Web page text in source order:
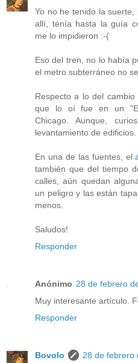
Yo no he tenido la
allí, tenía hasta la guía
me lo impidieron :-(
Eso del tren, no lo había
el metro subterráneo no
Respecto a lo del
que lo oí fue en un
Chicago. Aunque,
levantamiento de edificios.
En una de las fuentes, el
también que del tiempo
calles, aún quedan
un peligro y las están
menos.
Saludos!
Responder
Anónimo 28 de febrero
Muy interesante artículo.
Responder
Bovolo
28 de febrero